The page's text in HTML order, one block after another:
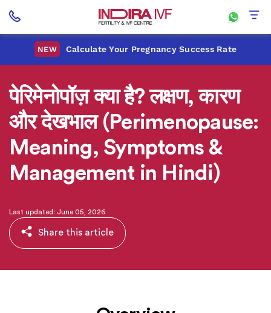
NEW Calculate Your Pregnancy Success Rate
पेरिमेनोपॉज़ क्या है? लक्षण, कारण
और देखभाल (Perimenopause:
Meaning, Symptoms &
Management in Hindi)
Last updated: June 05, 2026
Share this article